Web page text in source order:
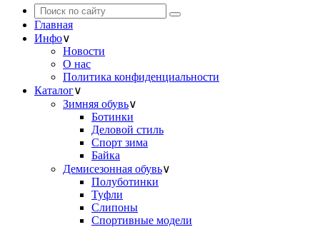
Главная
Инфо∨
Новости
О нас
Политика конфиденциальности
Каталог∨
Зимняя обувь∨
Ботинки
Деловой стиль
Спорт зима
Байка
Демисезонная обувь∨
Полуботинки
Туфли
Слипоны
Спортивные модели